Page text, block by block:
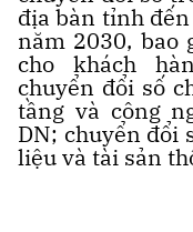
địa bàn tỉnh
năm 2030, bao
cho khách
chuyển đổi số
tầng và công
DN; chuyển đổi
liệu và tài sản